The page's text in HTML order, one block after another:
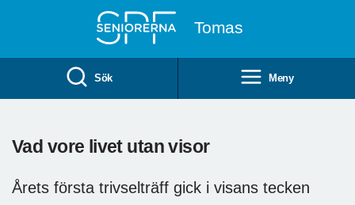
Tomas
Sök Meny
Vad vore livet utan visor
Årets första trivselträff gick i visans tecken